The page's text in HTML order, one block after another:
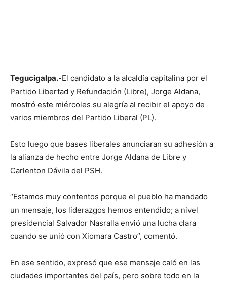
Tegucigalpa.-El candidato a la alcaldía capitalina por el
Partido Libertad y Refundación (Libre), Jorge Aldana,
mostró este miércoles su alegría al recibir el apoyo de
varios miembros del Partido Liberal (PL).
Esto luego que bases liberales anunciaran su adhesión a
la alianza de hecho entre Jorge Aldana de Libre y
Carlenton Dávila del PSH.
“Estamos muy contentos porque el pueblo ha mandado
un mensaje, los liderazgos hemos entendido; a nivel
presidencial Salvador Nasralla envió una lucha clara
cuando se unió con Xiomara Castro”, comentó.
En ese sentido, expresó que ese mensaje caló en las
ciudades importantes del país, pero sobre todo en la